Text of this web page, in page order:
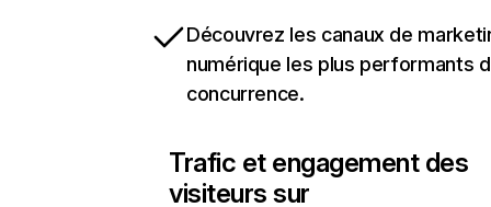
Découvrez les canaux de
numérique les plus performants
concurrence.
Trafic et engagement des
visiteurs sur